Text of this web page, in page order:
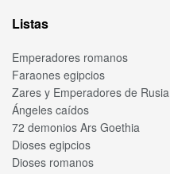
Listas
Emperadores romanos
Faraones egipcios
Zares y Emperadores de Rusia
Ángeles caídos
72 demonios Ars Goethia
Dioses egipcios
Dioses romanos